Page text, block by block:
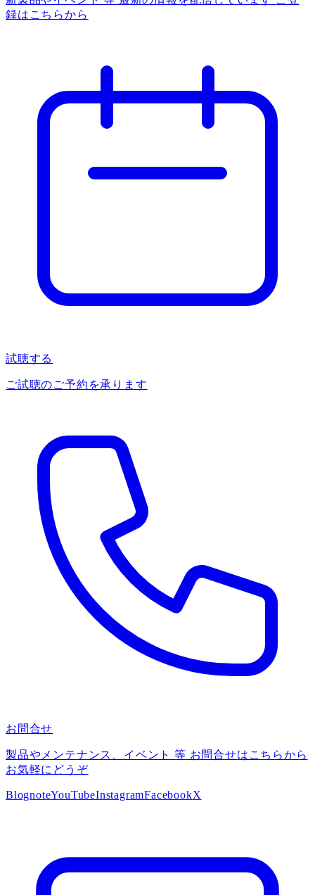
録はこちらから
試聴する
ご試聴のご予約を承ります
お問合せ
製品やメンテナンス、イベント 等 お問合せはこちらから
お気軽にどうぞ
BlognoteYouTubeInstagramFacebookX